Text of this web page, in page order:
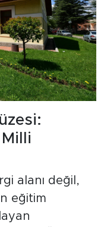
alanı değil,
eğitim